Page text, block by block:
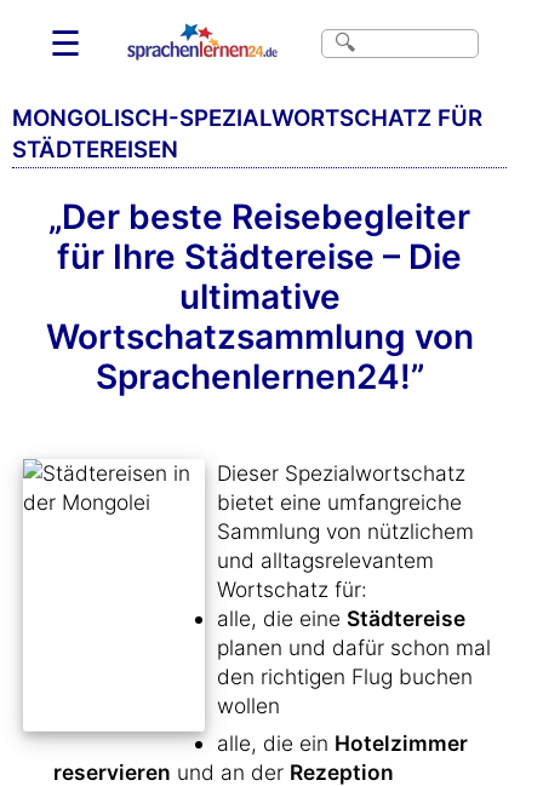
☰
MONGOLISCH-SPEZIALWORTSCHATZ FÜR
STÄDTEREISEN
„Der beste Reisebegleiter
für Ihre Städtereise – Die
ultimative
Wortschatzsammlung von
Sprachenlernen24!”
Dieser Spezialwortschatz
bietet eine umfangreiche
Sammlung von nützlichem
und alltagsrelevantem
Wortschatz für:
alle, die eine Städtereise
planen und dafür schon mal
den richtigen Flug buchen
wollen
alle, die ein Hotelzimmer
reservieren und an der Rezeption